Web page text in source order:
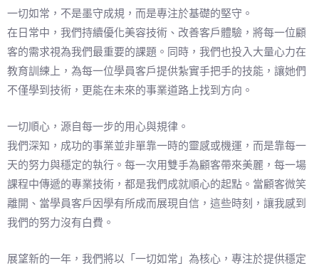
一切如常，不是墨守成規，而是專注於基礎的堅守。
在日常中，我們持續優化美容技術、改善客戶體驗，將每一位顧
客的需求視為我們最重要的課題。同時，我們也投入大量心力在
教育訓練上，為每一位學員客戶提供紮實手把手的技能，讓她們
不僅學到技術，更能在未來的事業道路上找到方向。
一切順心，源自每一步的用心與規律。
我們深知，成功的事業並非單靠一時的靈感或機運，而是靠每一
天的努力與穩定的執行。每一次用雙手為顧客帶來美麗，每一場
課程中傳遞的專業技術，都是我們成就順心的起點。當顧客微笑
離開、當學員客戶因學有所成而展現自信，這些時刻，讓我感到
我們的努力沒有白費。
展望新的一年，我們將以「一切如常」為核心，專注於提供穩定